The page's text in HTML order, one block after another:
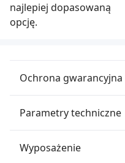
najlepiej dopasowaną
opcję.
Ochrona gwarancyjna
Parametry techniczne
Wyposażenie